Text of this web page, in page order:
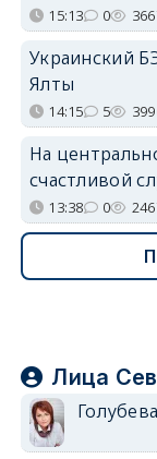
15:13 0
Украинский
Ялты
14:15 5
На
счастливой
13:38 0
Лица